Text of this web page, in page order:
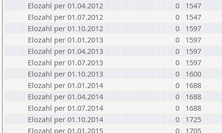
Elozahl per 01.04.2012
0
1547
Elozahl per 01.07.2012
0
1547
Elozahl per 01.10.2012
0
1597
Elozahl per 01.01.2013
0
1597
Elozahl per 01.04.2013
0
1597
Elozahl per 01.07.2013
0
1597
Elozahl per 01.10.2013
0
1600
Elozahl per 01.01.2014
0
1688
Elozahl per 01.04.2014
0
1688
Elozahl per 01.07.2014
0
1688
Elozahl per 01.10.2014
0
1725
Elozahl per 01.01.2015
0
1705